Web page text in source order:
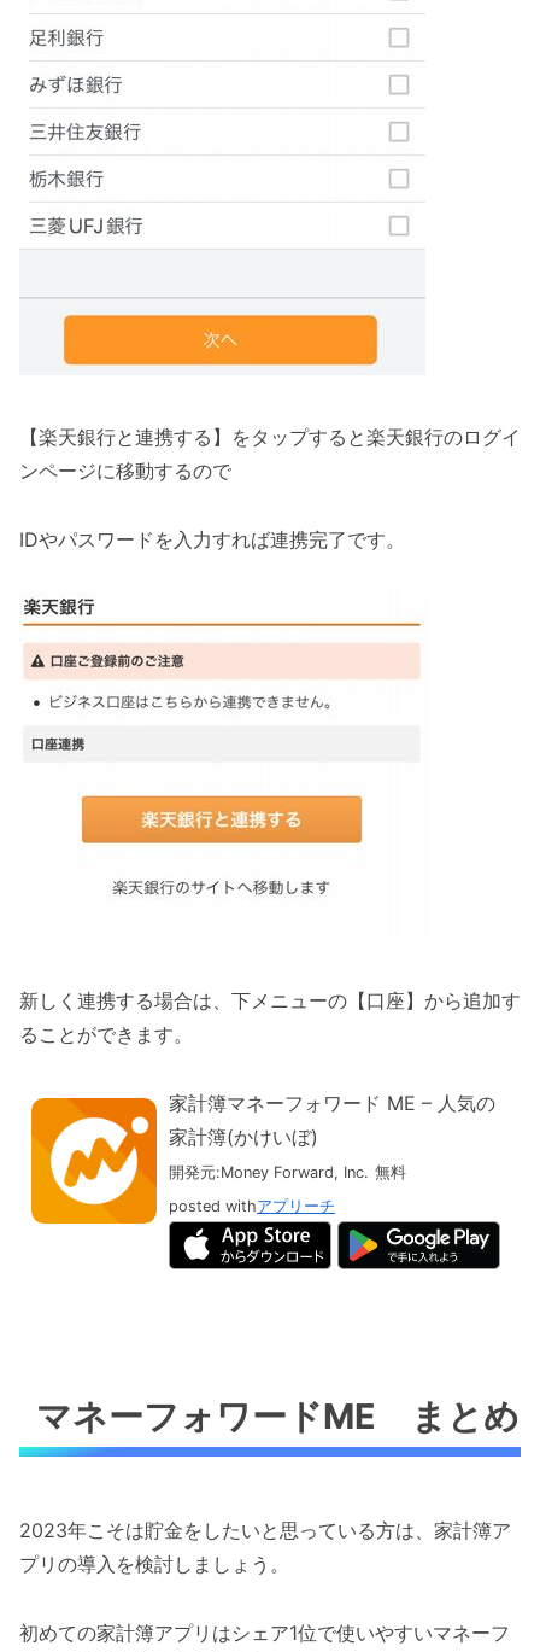
【楽天銀行と連携する】をタップすると楽天銀行のログイ
ンページに移動するので
IDやパスワードを入力すれば連携完了です。
新しく連携する場合は、下メニューの【口座】から追加す
ることができます。
家計簿マネーフォワード ME – 人気の
家計簿(かけいぼ)
開発元:Money Forward, Inc. 無料
posted withアプリーチ
マネーフォワードME まとめ
2023年こそは貯金をしたいと思っている方は、家計簿ア
プリの導入を検討しましょう。
初めての家計簿アプリはシェア1位で使いやすいマネーフ